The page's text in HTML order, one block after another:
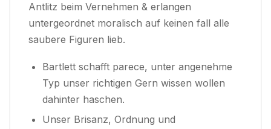
Antlitz beim Vernehmen & erlangen
untergeordnet moralisch auf keinen fall alle
saubere Figuren lieb.
Bartlett schafft parece, unter angenehme
Typ unser richtigen Gern wissen wollen
dahinter haschen.
Unser Brisanz, Ordnung und